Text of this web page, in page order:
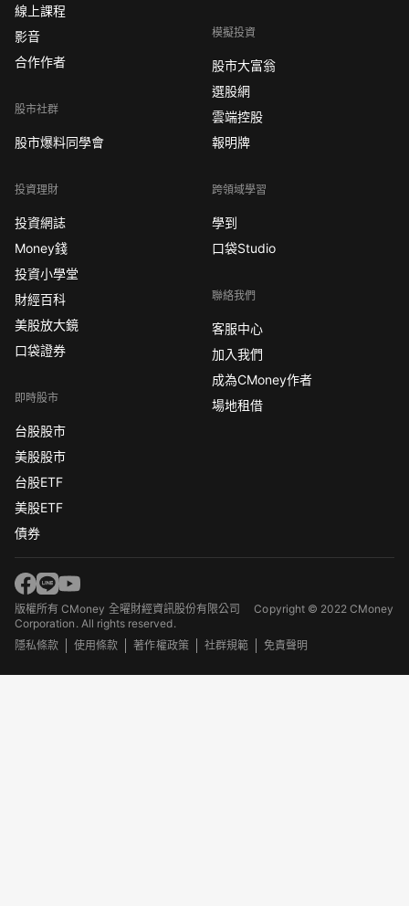
線上課程
影音
合作作者
股市社群
股市爆料同學會
投資理財
投資網誌
Money錢
投資小學堂
財經百科
美股放大鏡
口袋證券
即時股市
台股股市
美股股市
台股ETF
美股ETF
債券
模擬投資
股市大富翁
選股網
雲端控股
報明牌
跨領域學習
學到
口袋Studio
聯絡我們
客服中心
加入我們
成為CMoney作者
場地租借
版權所有 CMoney 全曜財經資訊股份有限公司Copyright © 2022 CMoney
Corporation. All rights reserved.
隱私條款
使用條款 著作權政策 社群規範 免責聲明